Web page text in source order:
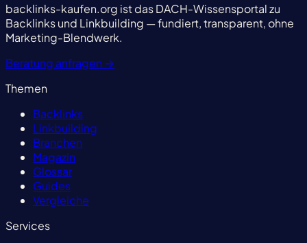
backlinks-kaufen.org ist das DACH-Wissensportal zu
Backlinks und Linkbuilding — fundiert, transparent, ohne
Marketing-Blendwerk.
Beratung anfragen →
Themen
Backlinks
Linkbuilding
Branchen
Magazin
Glossar
Guides
Vergleiche
Services